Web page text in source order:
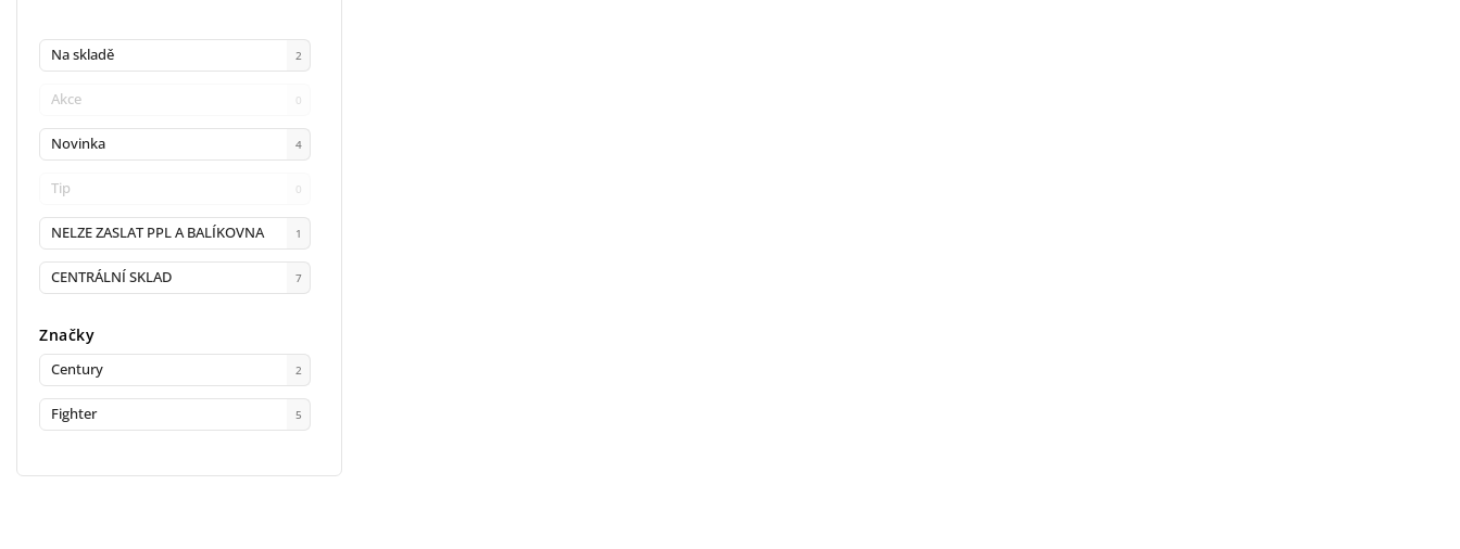
Na skladě 2
Akce 0
Novinka 4
Tip 0
NELZE ZASLAT PPL A BALÍKOVNA 1
CENTRÁLNÍ SKLAD 7
Značky
Century 2
Fighter 5